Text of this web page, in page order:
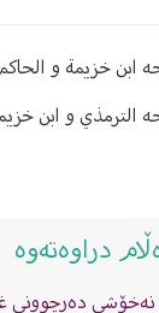
دراوەتەوە
دەرچوونی